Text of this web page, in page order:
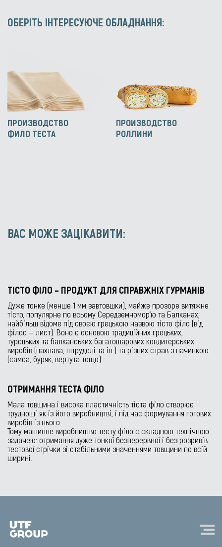
ОБЕРІТЬ ІНТЕРЕСУЮЧЕ ОБЛАДНАННЯ:
ПРОИЗВОДСТВО
ФИЛО ТЕСТА
ПРОИЗВОДСТВО
РОЛЛИНИ
ВАС МОЖЕ ЗАЦІКАВИТИ:
ТІСТО ФІЛО – ПРОДУКТ ДЛЯ СПРАВЖНІХ ГУРМАНІВ
Дуже тонке (менше 1 мм завтовшки), майже прозоре витяжне
тісто, популярне по всьому Середземномор’ю та Балканах,
найбільш відоме під своєю грецькою назвою тісто філо (від
філос — лист). Воно є основою традиційних грецьких,
турецьких та балканських багатошарових кондитерських
виробів (пахлава, штруделі та ін.) та різних страв з начинкою
(самса, буряк, вертута тощо).
ОТРИМАННЯ ТЕСТА ФІЛО
Мала товщина і висока пластичність тіста філо створює
труднощі як із його виробництві, і під час формування готових
виробів із нього.
Тому машинне виробництво тесту філо є складною технічною
задачею: отримання дуже тонкої безперервної і без розривів
тестової стрічки зі стабільними значеннями товщини по всій
ширині.